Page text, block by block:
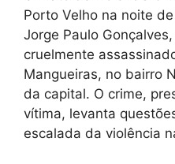
Porto Velho na noite
Jorge Paulo
cruelmente
Mangueiras, no bairro
da capital. O crime,
vítima, levanta
escalada da violência